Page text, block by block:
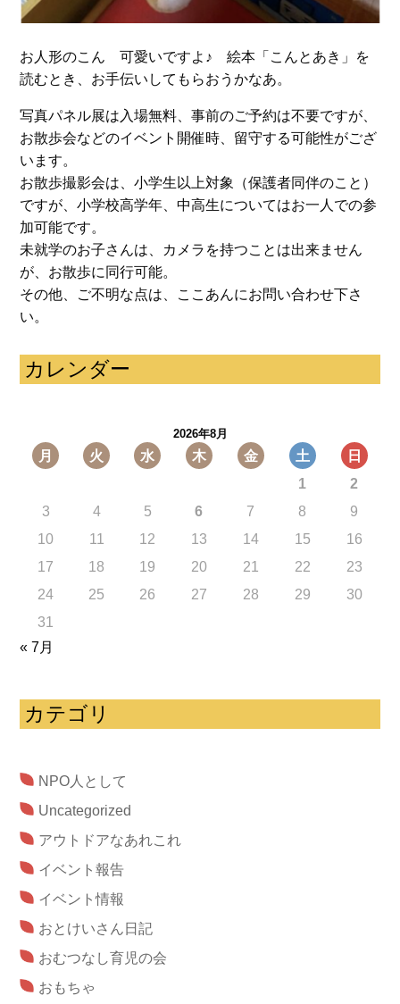
お人形のこん 可愛いですよ♪ 絵本「こんとあき」を
読むとき、お手伝いしてもらおうかなあ。
写真パネル展は入場無料、事前のご予約は不要ですが、
お散歩会などのイベント開催時、留守する可能性がござ
います。
お散歩撮影会は、小学生以上対象（保護者同伴のこと）
ですが、小学校高学年、中高生についてはお一人での参
加可能です。
未就学のお子さんは、カメラを持つことは出来ません
が、お散歩に同行可能。
その他、ご不明な点は、ここあんにお問い合わせ下さ
い。
カレンダー
2026年8月
月 火 水 木 金 土
日
1
2
3
4 5 6 7 8
9
10
11 12 13 14 15
16
17
18 19 20 21 22
23
24
25 26 27 28 29
30
31
« 7月
カテゴリ
NPO人として
Uncategorized
アウトドアなあれこれ
イベント報告
イベント情報
おとけいさん日記
おむつなし育児の会
おもちゃ